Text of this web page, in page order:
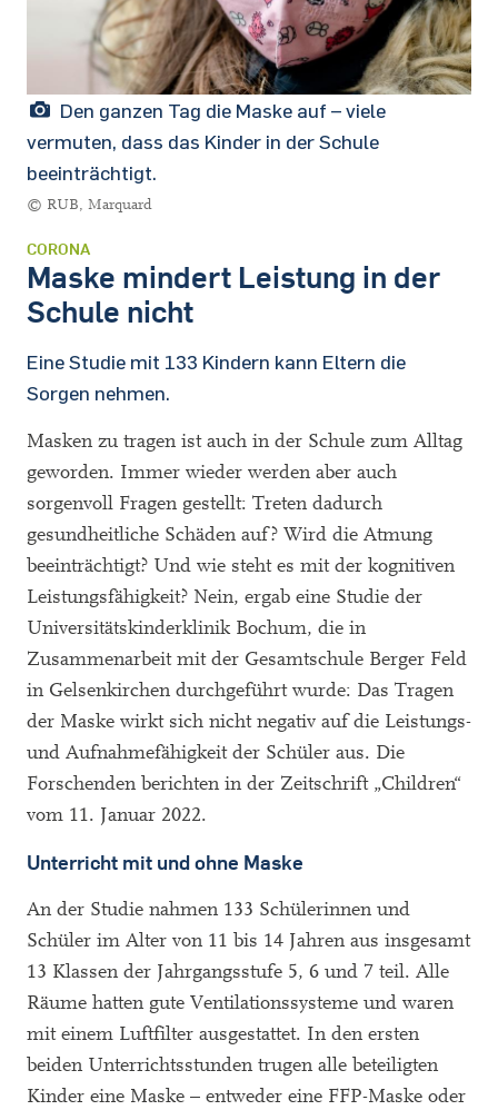
Den ganzen Tag die Maske auf – viele
vermuten, dass das Kinder in der Schule
beeinträchtigt.
© RUB, Marquard
CORONA
Maske mindert Leistung in der
Schule nicht
Eine Studie mit 133 Kindern kann Eltern die
Sorgen nehmen.
Masken zu tragen ist auch in der Schule zum Alltag
geworden. Immer wieder werden aber auch
sorgenvoll Fragen gestellt: Treten dadurch
gesundheitliche Schäden auf? Wird die Atmung
beeinträchtigt? Und wie steht es mit der kognitiven
Leistungsfähigkeit? Nein, ergab eine Studie der
Universitätskinderklinik Bochum, die in
Zusammenarbeit mit der Gesamtschule Berger Feld
in Gelsenkirchen durchgeführt wurde: Das Tragen
der Maske wirkt sich nicht negativ auf die Leistungs-
und Aufnahmefähigkeit der Schüler aus. Die
Forschenden berichten in der Zeitschrift „Children“
vom 11. Januar 2022.
Unterricht mit und ohne Maske
An der Studie nahmen 133 Schülerinnen und
Schüler im Alter von 11 bis 14 Jahren aus insgesamt
13 Klassen der Jahrgangsstufe 5, 6 und 7 teil. Alle
Räume hatten gute Ventilationssysteme und waren
mit einem Luftfilter ausgestattet. In den ersten
beiden Unterrichtsstunden trugen alle beteiligten
Kinder eine Maske – entweder eine FFP-Maske oder